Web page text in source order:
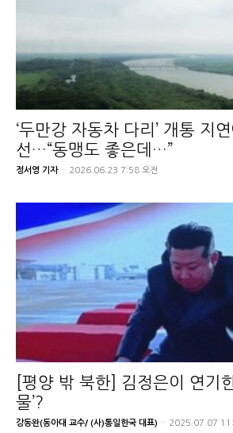
‘두만강 자동차 다리’ 개통 지
선…“동맹도 좋은데…”
정서영 기자 - 2026.06.23 7:58 오전
[평양 밖 북한] 김정은이 연기
물’?
강동완(동아대 교수/ (사)통일한국 대표) - 2025.07.07